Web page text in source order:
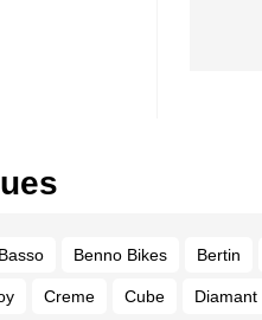
Basso Benno Bikes Bertin
Creme Cube Diamant